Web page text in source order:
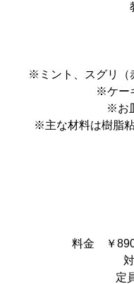
※ミント、スグリ（
※ケー
※お
※主な材料は樹脂
料金 ￥
定